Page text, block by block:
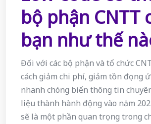
bộ phận CNTT
bạn như thế
Đối với các bộ phận và tổ chức
cách giảm chi phí, giảm tồn đọng
nhanh chóng biến thông tin
liệu thành hành động vào năm
sẽ là một phần quan trọng trong